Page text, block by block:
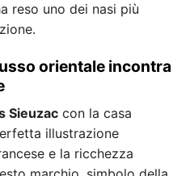
reso uno dei nasi più
orientale incontra
Sieuzac con la casa
illustrazione
e la ricchezza